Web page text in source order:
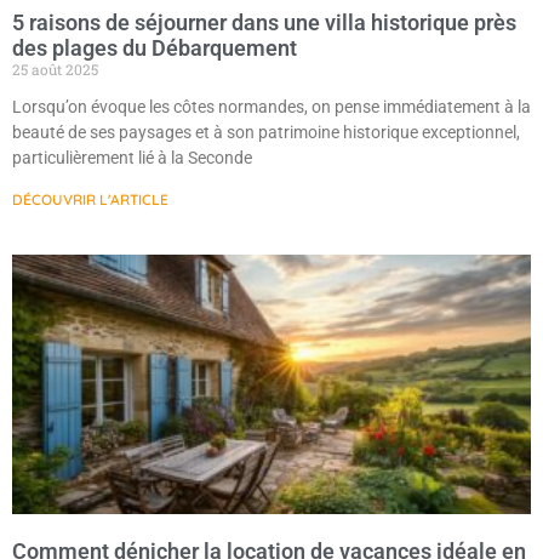
5 raisons de séjourner dans une villa historique près
des plages du Débarquement
25 août 2025
Lorsqu’on évoque les côtes normandes, on pense immédiatement à la
beauté de ses paysages et à son patrimoine historique exceptionnel,
particulièrement lié à la Seconde
DÉCOUVRIR L'ARTICLE
Comment dénicher la location de vacances idéale en